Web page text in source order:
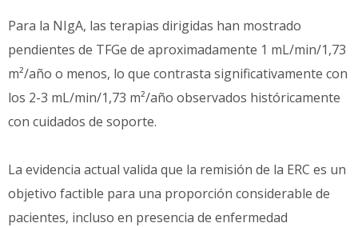
Para la NIgA, las terapias dirigidas han mostrado
pendientes de TFGe de aproximadamente 1 mL/min/1,73
m²/año o menos, lo que contrasta significativamente con
los 2-3 mL/min/1,73 m²/año observados históricamente
con cuidados de soporte.
La evidencia actual valida que la remisión de la ERC es un
objetivo factible para una proporción considerable de
pacientes, incluso en presencia de enfermedad